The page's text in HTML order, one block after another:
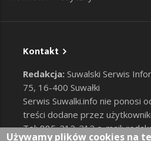
Kontakt
Redakcja: Suwalski Serwis
75, 16-400 Suwałki
Serwis Suwalki.info nie ponosi
treści dodane przez
Tel: 885-212-212 e-mail:
Używamy plików cookies na